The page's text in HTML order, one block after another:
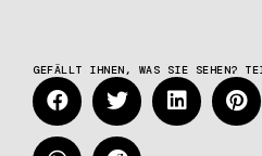
GEFÄLLT IHNEN, WAS SIE SEHEN?